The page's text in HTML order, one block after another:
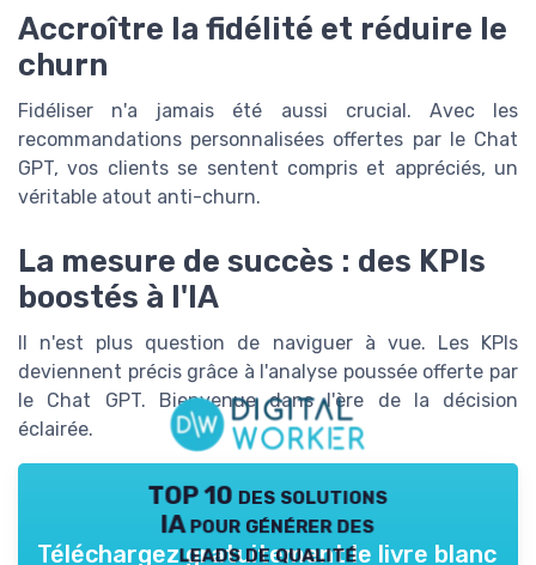
Accroître la fidélité et réduire le
churn
Fidéliser n'a jamais été aussi crucial. Avec les
recommandations personnalisées offertes par le Chat
GPT, vos clients se sentent compris et appréciés, un
véritable atout anti-churn.
La mesure de succès : des KPIs
boostés à l'IA
Il n'est plus question de naviguer à vue. Les KPIs
deviennent précis grâce à l'analyse poussée offerte par
le Chat GPT. Bienvenue dans l'ère de la décision
éclairée.
TOP 10 des solutions
IA pour générer des
leads de qualité
Téléchargez gratuitement le livre blanc